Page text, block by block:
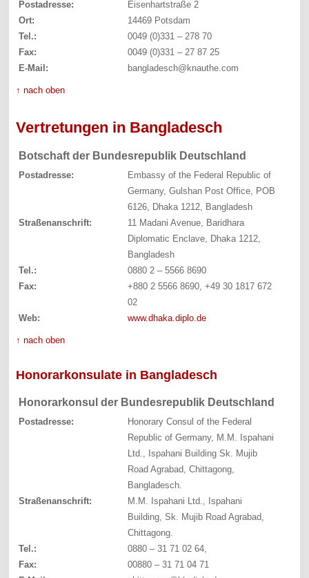
Postadresse:
Eisenhartstraße 2
Ort:
14469 Potsdam
Tel.:
0049 (0)331 – 278 70
Fax:
0049 (0)331 – 27 87 25
E-Mail:
bangladesch@knauthe.com
↑ nach oben
Vertretungen in Bangladesch
Botschaft der Bundesrepublik Deutschland
Postadresse:
Embassy of the Federal Republic of
Germany, Gulshan Post Office, POB
6126, Dhaka 1212, Bangladesh
Straßenanschrift:
11 Madani Avenue, Baridhara
Diplomatic Enclave, Dhaka 1212,
Bangladesh
Tel.:
0880 2 – 5566 8690
Fax:
+880 2 5566 8690, +49 30 1817 672
02
Web:
www.dhaka.diplo.de
↑ nach oben
Honorarkonsulate in Bangladesch
Honorarkonsul der Bundesrepublik Deutschland
Postadresse:
Honorary Consul of the Federal
Republic of Germany, M.M. Ispahani
Ltd., Ispahani Building Sk. Mujib
Road Agrabad, Chittagong,
Bangladesch.
Straßenanschrift:
M.M. Ispahani Ltd., Ispahani
Building, Sk. Mujib Road Agrabad,
Chittagong.
Tel.:
0880 – 31 71 02 64,
Fax:
00880 – 31 71 04 71